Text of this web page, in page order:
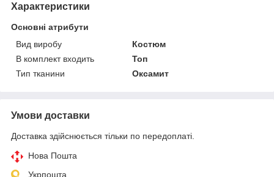
Характеристики
Основні атрибути
Вид виробу
Костюм
В комплект входить
Топ
Тип тканини
Оксамит
Умови доставки
Доставка здійснюється тільки по передоплаті.
Нова Пошта
Укрпошта